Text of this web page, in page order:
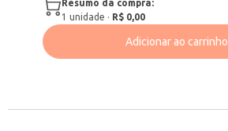
Resumo da compra:
1 unidade · R$ 0,00
Adicionar ao carrinho